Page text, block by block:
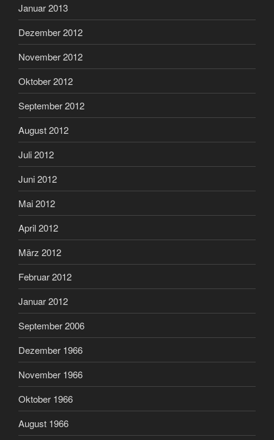
Januar 2013
Dezember 2012
November 2012
Oktober 2012
September 2012
August 2012
Juli 2012
Juni 2012
Mai 2012
April 2012
März 2012
Februar 2012
Januar 2012
September 2006
Dezember 1966
November 1966
Oktober 1966
August 1966